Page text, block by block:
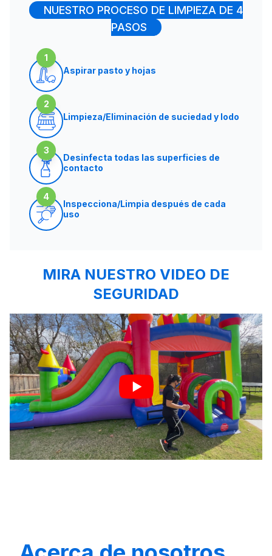
NUESTRO PROCESO DE LIMPIEZA DE 4
PASOS
1
Aspirar pasto y hojas
2
Limpieza/Eliminación de suciedad y lodo
3
Desinfecta todas las superficies de
contacto
4
Inspecciona/Limpia después de cada
uso
MIRA NUESTRO VIDEO DE
SEGURIDAD